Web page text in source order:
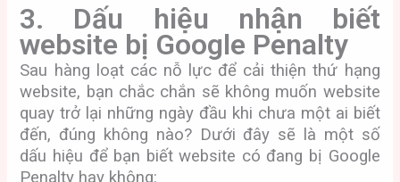
3. Dấu hiệu nhận biết
website bị Google Penalty
Sau hàng loạt các nỗ lực để cải thiện thứ hạng
website, bạn chắc chắn sẽ không muốn website
quay trở lại những ngày đầu khi chưa một ai biết
đến, đúng không nào? Dưới đây sẽ là một số
dấu hiệu để bạn biết website có đang bị Google
Penalty hay không: